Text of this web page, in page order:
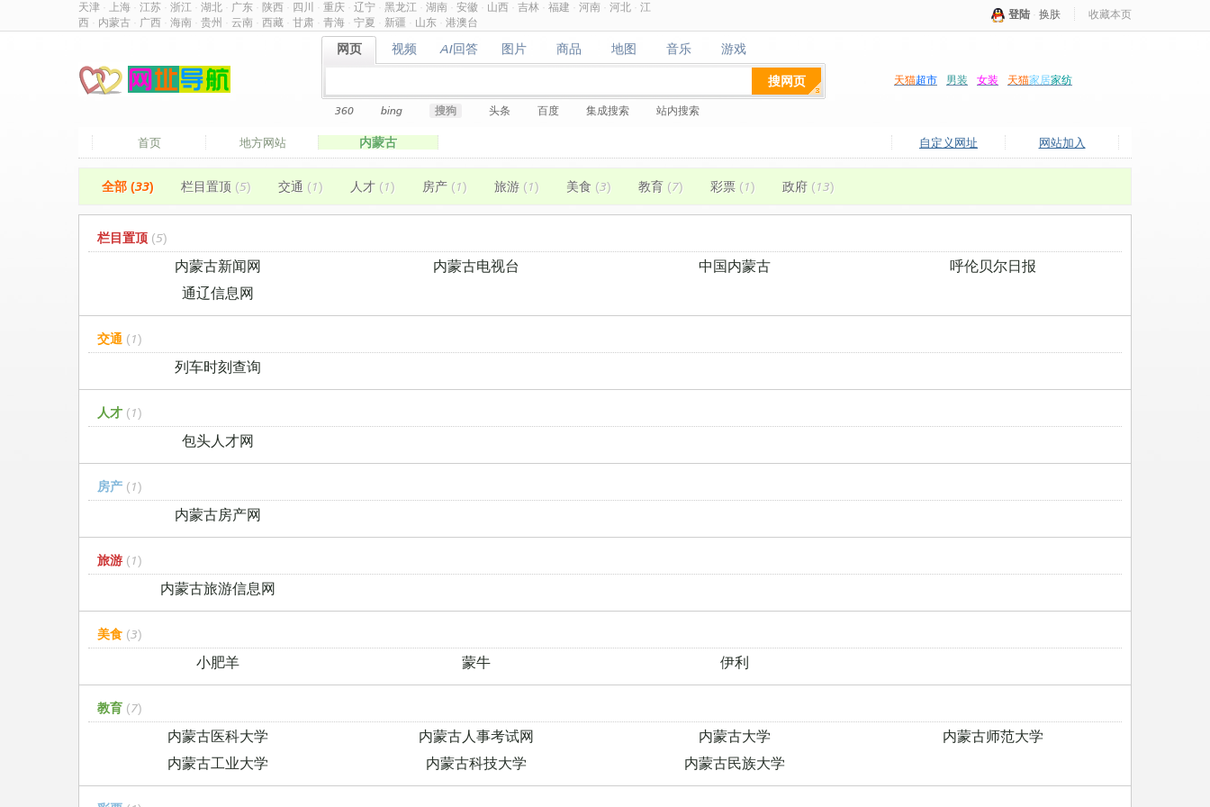
天津 上海 江苏 浙江 湖北 广东 陕西 四川 重庆 辽宁 黑龙江 湖南 安徽 山西 吉林 福建 河南 河北
江
西
内蒙古 广西 海南 贵州 云南 西藏 甘肃 青海 宁夏 新疆 山东 港澳台
登陆 换肤 收藏本页
网页
网页 视频
视频 AI回答
AI回答 图片
图片 商品
商品 地图
地图 音乐
音乐 游戏
游戏
搜网页
360 bing 搜狗 头条 百度 集成搜索 站内搜索
天猫超市 男装 女装 天猫家居家纺
网站加入
自定义网址
首页 地方网站 内蒙古
全部 (33) 栏目置顶 (5) 交通 (1) 人才 (1) 房产 (1) 旅游 (1) 美食 (3) 教育 (7) 彩票 (1) 政府 (13)
栏目置顶 (5)
内蒙古新闻网 内蒙古电视台 中国内蒙古
呼伦贝尔日报
通辽信息网
交通 (1)
列车时刻查询
人才 (1)
包头人才网
房产 (1)
内蒙古房产网
旅游 (1)
内蒙古旅游信息网
美食 (3)
小肥羊 蒙牛 伊利
教育 (7)
内蒙古医科大学 内蒙古人事考试网 内蒙古大学
内蒙古师范大学
内蒙古工业大学
内蒙古科技大学 内蒙古民族大学